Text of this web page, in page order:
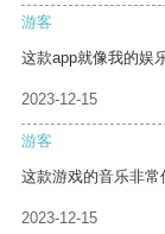
游客
这款app就像我的娱
2023-12-15
游客
这款游戏的音乐非常
2023-12-15